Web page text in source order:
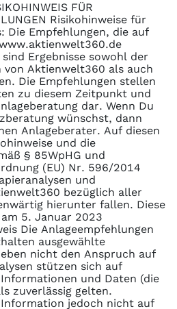
FÜR
Risikohinweise für
Die Empfehlungen, die auf
Ergebnisse sowohl der
von Aktienwelt360 als auch
Die Empfehlungen stellen
zu diesem Zeitpunkt und
dar. Wenn Du
wünschst, dann
Anlageberater. Auf diesen
und die
§ 85WpHG und
(EU) Nr. 596/2014
und
bezüglich aller
hierunter fallen. Diese
5. Januar 2023
Die Anlageempfehlungen
ausgewählte
nicht den Anspruch auf
stützen sich auf
und Daten (die
zuverlässig gelten.
jedoch nicht auf